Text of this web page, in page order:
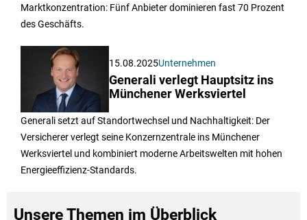
Marktkonzentration: Fünf Anbieter dominieren fast 70 Prozent
des Geschäfts.
15.08.2025Unternehmen
Generali verlegt Hauptsitz ins
Münchener Werksviertel
Generali setzt auf Standortwechsel und Nachhaltigkeit: Der
Versicherer verlegt seine Konzernzentrale ins Münchener
Werksviertel und kombiniert moderne Arbeitswelten mit hohen
Energieeffizienz-Standards.
Unsere Themen im Überblick